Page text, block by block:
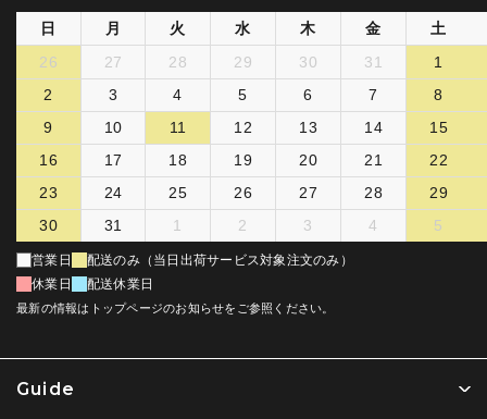
Guide
日 月 火 水 木 金
土
26
27 28 29 30 31
1
2
3 4 5 6 7
8
9
10 11 12 13 14
15
16
17 18 19 20 21
22
23
24 25 26 27 28
29
30
31 1 2 3 4 5
営業日
配送のみ（当日出荷サービス対象注文のみ）
休業日
配送休業日
最新の情報はトップページのお知らせをご参照ください。